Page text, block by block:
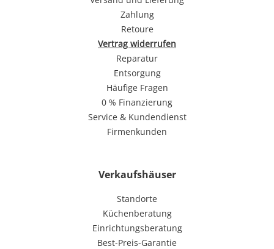
Zahlung
Retoure
Vertrag widerrufen
Reparatur
Entsorgung
Häufige Fragen
0 % Finanzierung
Service & Kundendienst
Firmenkunden
Verkaufshäuser
Standorte
Küchenberatung
Einrichtungsberatung
Best-Preis-Garantie